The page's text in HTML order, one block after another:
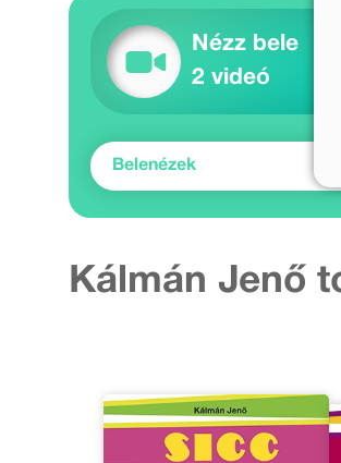
Nézz bele
2 videó
Belenézek
Kálmán Jenő